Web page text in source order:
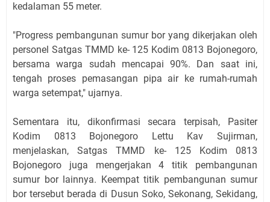
kedalaman 55 meter.
"Progress pembangunan sumur bor yang dikerjakan oleh
personel Satgas TMMD ke- 125 Kodim 0813 Bojonegoro,
bersama warga sudah mencapai 90%. Dan saat ini,
tengah proses pemasangan pipa air ke rumah-rumah
warga setempat," ujarnya.
Sementara itu, dikonfirmasi secara terpisah, Pasiter
Kodim 0813 Bojonegoro Lettu Kav Sujirman,
menjelaskan, Satgas TMMD ke- 125 Kodim 0813
Bojonegoro juga mengerjakan 4 titik pembangunan
sumur bor lainnya. Keempat titik pembangunan sumur
bor tersebut berada di Dusun Soko, Sekonang, Sekidang,